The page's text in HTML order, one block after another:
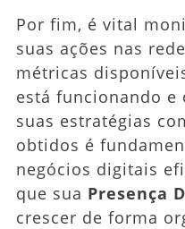
Por fim, é vital
suas ações nas
métricas
está funcionando e
suas estratégias
obtidos é
negócios digitais
que sua Presença
crescer de forma